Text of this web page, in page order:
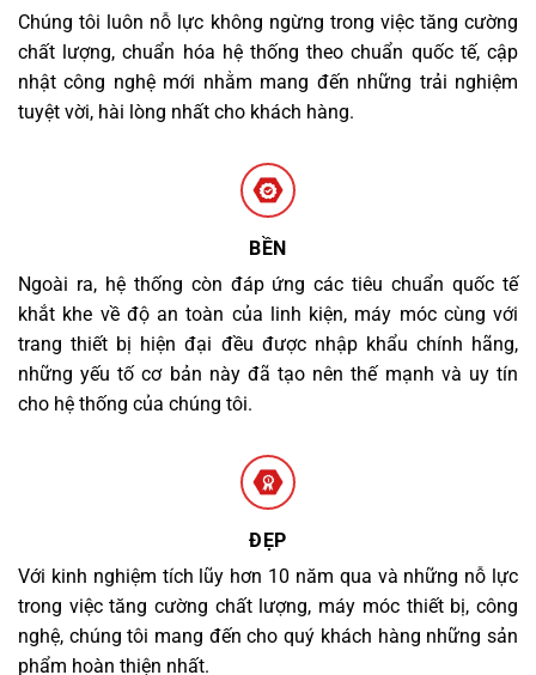
Chúng tôi luôn nỗ lực không ngừng trong việc tăng cường
chất lượng, chuẩn hóa hệ thống theo chuẩn quốc tế, cập
nhật công nghệ mới nhằm mang đến những trải nghiệm
tuyệt vời, hài lòng nhất cho khách hàng.
BỀN
Ngoài ra, hệ thống còn đáp ứng các tiêu chuẩn quốc tế
khắt khe về độ an toàn của linh kiện, máy móc cùng với
trang thiết bị hiện đại đều được nhập khẩu chính hãng,
những yếu tố cơ bản này đã tạo nên thế mạnh và uy tín
cho hệ thống của chúng tôi.
ĐẸP
Với kinh nghiệm tích lũy hơn 10 năm qua và những nỗ lực
trong việc tăng cường chất lượng, máy móc thiết bị, công
nghệ, chúng tôi mang đến cho quý khách hàng những sản
phẩm hoàn thiện nhất.